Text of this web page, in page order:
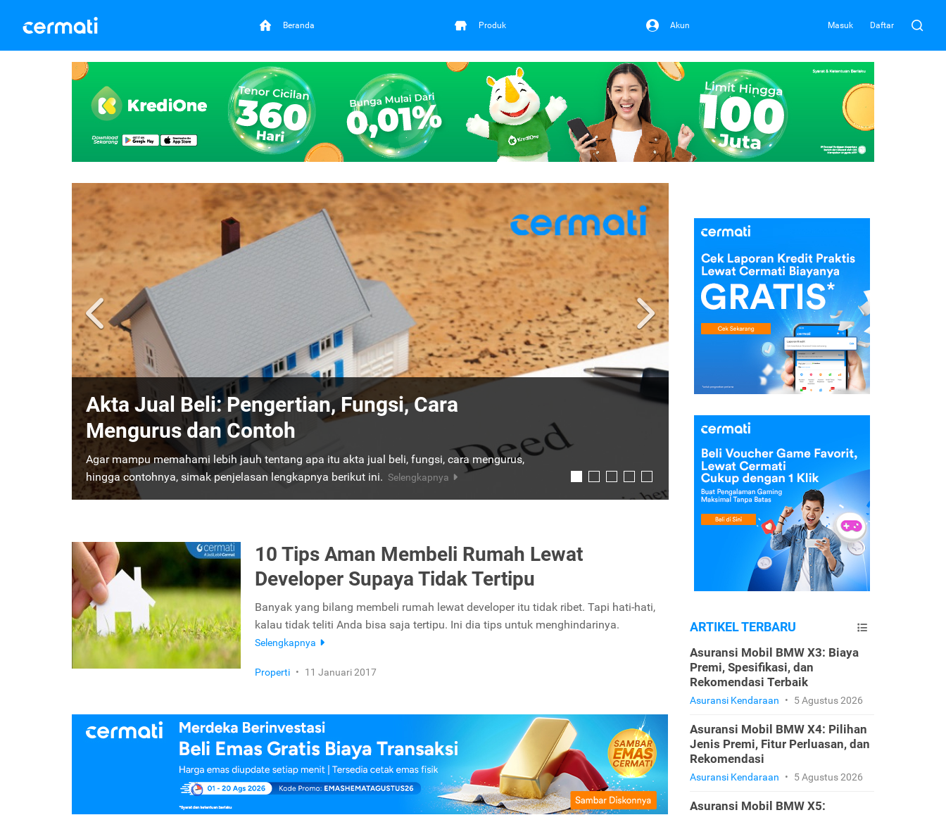
Beranda Produk Akun Masuk Daftar
Penting, Pahami Tentang PPJB Sebelum
Melakukan Jual Beli Tanah
Berikut adalah penjelasan mengenai PPJB, mulai dari perbedaannya dengan AJB, jenis-
jenisnya dan persyaratannya yang harus dipenuhi:Selengkapnya
Previous Next
10 Tips Aman Membeli Rumah Lewat
Developer Supaya Tidak Tertipu
Banyak yang bilang membeli rumah lewat developer itu tidak ribet. Tapi hati-hati,
kalau tidak teliti Anda bisa saja tertipu. Ini dia tips untuk menghindarinya.
Selengkapnya
Properti • 11 Januari 2017
ARTIKEL TERBARU
Asuransi Mobil BMW X3: Biaya
Premi, Spesifikasi, dan
Rekomendasi Terbaik
Asuransi Kendaraan • 5 Agustus 2026
Asuransi Mobil BMW X4: Pilihan
Jenis Premi, Fitur Perluasan, dan
Rekomendasi
Asuransi Kendaraan • 5 Agustus 2026
Asuransi Mobil BMW X5: